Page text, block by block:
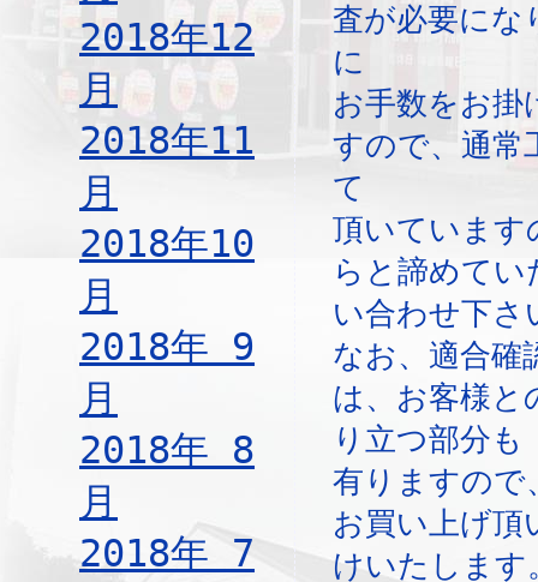
2018年12
月
2018年11
月
2018年10
月
2018年 9
月
2018年 8
月
2018年 7
査が必要にな
に
お手数をお掛
すので、通常
て
頂いています
らと諦めてい
い合わせ下さ
なお、適合確
は、お客様と
り立つ部分も
有りますので
お買い上げ頂
けいたします